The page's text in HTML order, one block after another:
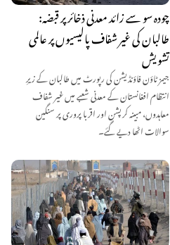
چودہ سو سے زائد معدنی ذخائر پر قبضہ:
طالبان کی غیر شفاف پالیسیوں پر عالمی
تشویش
جیمز ٹاؤن فاؤنڈیشن کی رپورٹ میں طالبان کے زیرِ
انتظام افغانستان کے معدنی شعبے میں غیر شفاف
معاہدوں، مبینہ کرپشن اور اقربا پروری پر سنگین
سوالات اٹھا دیے گئے۔